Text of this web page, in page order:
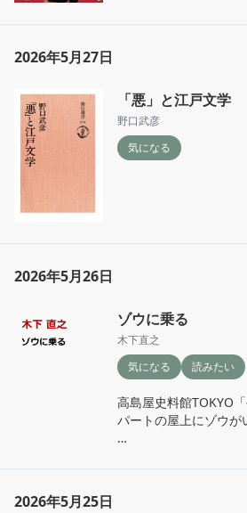
2026年5月27日
「悪」と江戸文学
野口武彦
気になる
2026年5月26日
ゾウに乗る
木下直之
気になる
読みたい
高島屋史料館TOKYO
パートの屋上にゾウが
2026年5月25日